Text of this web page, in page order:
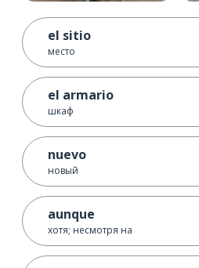
el sitio
место
el armario
шкаф
nuevo
новый
aunque
хотя; несмотря на